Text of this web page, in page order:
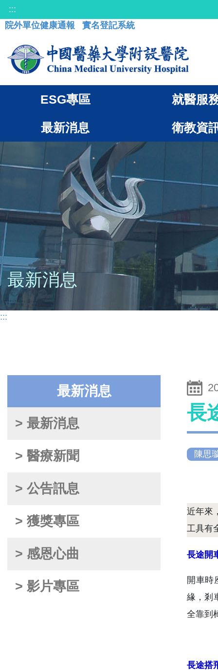
:::
院外單位健康通報
實名登記系統
ESG專區 就醫服
最新消息 衛教資
最新消息
:::
最新消息
> 最新消息
> 醫療新聞
> 公告訊息
> 獲獎專區
> 感恩心曲
> 影片專區
長
陳思
近年來
工具有
長途開
開車時
緣，剎
全靠到
長途搭